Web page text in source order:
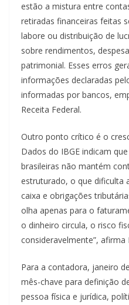
estão a mistura entre
retiradas financeiras feitas
labore ou distribuição de
sobre rendimentos,
patrimonial. Esses erros
informações declaradas
informadas por bancos,
Receita Federal.
Outro ponto crítico é o
Dados do IBGE indicam
brasileiras não mantém
estruturado, o que dificulta
caixa e obrigações
olha apenas para o
o dinheiro circula, o risco
consideravelmente”, afirma
Para a contadora, janeiro
mês-chave para definição
pessoa física e jurídica,